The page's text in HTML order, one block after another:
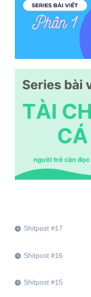
Shitpost #17
Shitpost #16
Shitpost #15